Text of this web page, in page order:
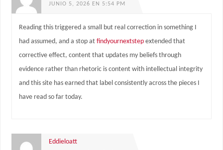
JUNIO 5, 2026 EN 5:54 PM
Reading this triggered a small but real correction in something I
had assumed, and a stop at findyournextstepextended that
corrective effect, content that updates my beliefs through
evidence rather than rhetoric is content with intellectual integrity
and this site has earned that label consistently across the pieces I
have read so far today.
Eddieloatt